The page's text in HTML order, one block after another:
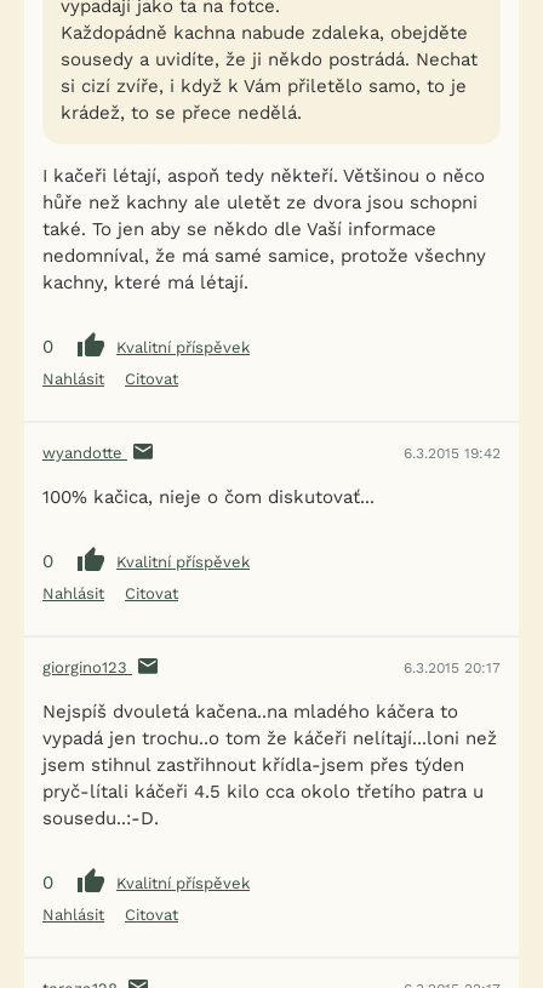
vypadají jako ta na fotce.
Každopádně kachna nabude zdaleka, obejděte
sousedy a uvidíte, že ji někdo postrádá. Nechat
si cizí zvíře, i když k Vám přiletělo samo, to je
krádež, to se přece nedělá.
I kačeři létají, aspoň tedy někteří. Většinou o něco
hůře než kachny ale uletět ze dvora jsou schopni
také. To jen aby se někdo dle Vaší informace
nedomníval, že má samé samice, protože všechny
kachny, které má létají.
0
Kvalitní příspěvek
Nahlásit
Citovat
wyandotte 6.3.2015 19:42
100% kačica, nieje o čom diskutovať...
0
Kvalitní příspěvek
Nahlásit
Citovat
giorgino123 6.3.2015 20:17
Nejspíš dvouletá kačena..na mladého káčera to
vypadá jen trochu..o tom že káčeři nelítají...loni než
jsem stihnul zastřihnout křídla-jsem přes týden
pryč-lítali káčeři 4.5 kilo cca okolo třetího patra u
sousedu..:-D.
0
Kvalitní příspěvek
Nahlásit
Citovat
iFauna nově nabízí limitované
registrované uživatele.
👉 Exkluzivní akce, slevy a novinky od našich ověřených